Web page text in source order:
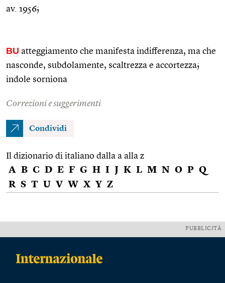
av. 1956;
BU atteggiamento che manifesta indifferenza, ma che
nasconde, subdolamente, scaltrezza e accortezza;
indole sorniona
Correzioni e suggerimenti
Condividi
Il dizionario di italiano dalla a alla z
A B C D E F G H I J K L M N O P Q
R S T U V W X Y Z
PUBBLICITÀ